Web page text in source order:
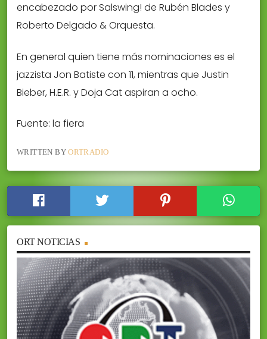
encabezado por Salswing! de Rubén Blades y
Roberto Delgado & Orquesta.
En general quien tiene más nominaciones es el
jazzista Jon Batiste con 11, mientras que Justin
Bieber, H.E.R. y Doja Cat aspiran a ocho.
Fuente: la fiera
WRITTEN BYORTRADIO
ORT NOTICIAS